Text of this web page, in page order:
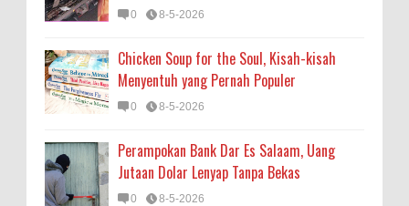
0 8-5-2026
Chicken Soup for the Soul, Kisah-kisah
Menyentuh yang Pernah Populer
0 8-5-2026
Perampokan Bank Dar Es Salaam, Uang
Jutaan Dolar Lenyap Tanpa Bekas
0 8-5-2026